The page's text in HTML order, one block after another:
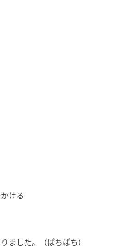
ける
ました。（ぱちぱち）